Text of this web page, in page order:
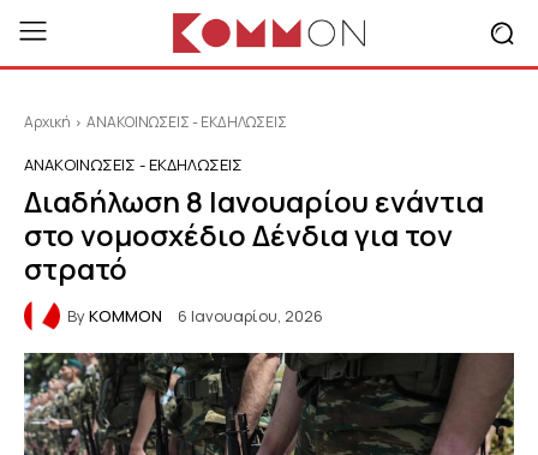
Αρχική ΑΝΑΚΟΙΝΩΣΕΙΣ - ΕΚΔΗΛΩΣΕΙΣ
ΑΝΑΚΟΙΝΩΣΕΙΣ - ΕΚΔΗΛΩΣΕΙΣ
Διαδήλωση 8 Ιανουαρίου ενάντια
στο νομοσχέδιο Δένδια για τον
στρατό
ByKOMMON 6 Ιανουαρίου, 2026